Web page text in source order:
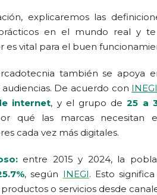
explicaremos las
en el mundo real y
es vital para el buen
también se apoya
De acuerdo con INEGI
internet, y el grupo de25 a
qué las marcas necesitan
cada vez más digitales.
entre 2015 y 2024, la
, según INEGI. Esto
o servicios desde